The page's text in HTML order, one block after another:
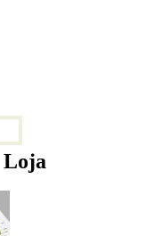
Loja